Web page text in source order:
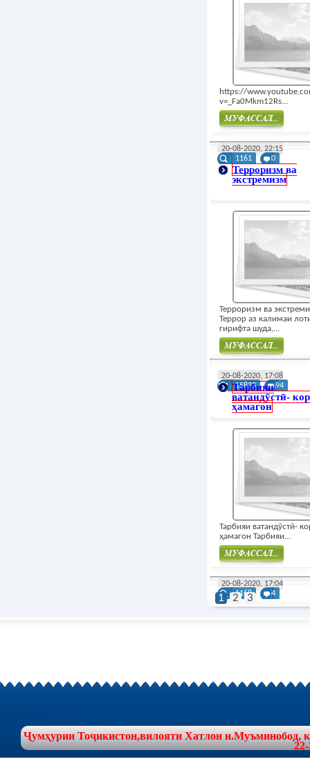
https://
v=_Fa0Mkm12Rs...
Муфасал
20-08-2020, 22:15
1161
0
Терроризм ва
экстремизм
Терроризм ва
Террор аз калимаи
гирифта шуда,...
20-08-2020, 17:08
15823
94
Тарбияи
ватандӯстӣ-
ҳамагон
Тарбияи ватандӯстӣ-
ҳамагон Тарбияи...
Муфасал
20-08-2020, 17:04
1168
4
1 2 3
Ҷумҳурии Тоҷикистон,вилояти Хатлон н.Муъминобод,